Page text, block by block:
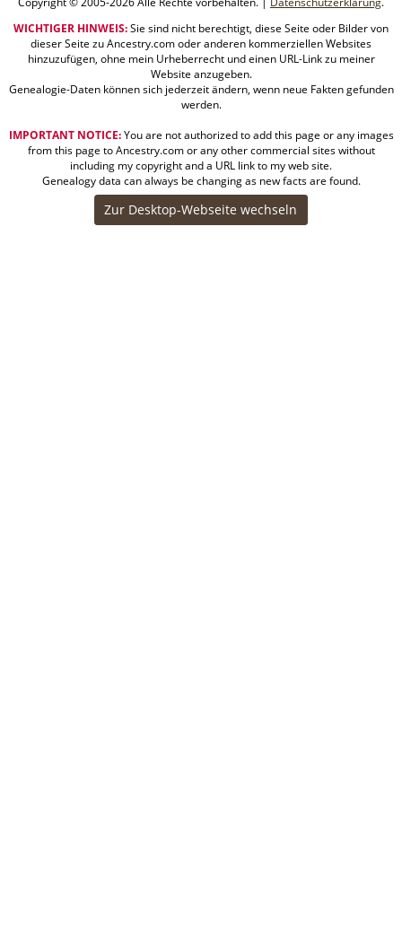
WICHTIGER HINWEIS:Sie sind nicht berechtigt, diese Seite oder Bilder von
dieser Seite zu Ancestry.com oder anderen kommerziellen Websites
hinzuzufügen, ohne mein Urheberrecht und einen URL-Link zu meiner
Website anzugeben.
Genealogie-Daten können sich jederzeit ändern, wenn neue Fakten gefunden
werden.
IMPORTANT NOTICE:You are not authorized to add this page or any images
from this page to Ancestry.com or any other commercial sites without
including my copyright and a URL link to my web site.
Genealogy data can always be changing as new facts are found.
Zur Desktop-Webseite wechseln